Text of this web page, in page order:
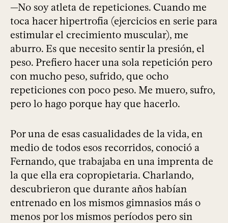
—No soy atleta de repeticiones. Cuando me
toca hacer hipertrofia (ejercicios en serie para
estimular el crecimiento muscular), me
aburro. Es que necesito sentir la presión, el
peso. Prefiero hacer una sola repetición pero
con mucho peso, sufrido, que ocho
repeticiones con poco peso. Me muero, sufro,
pero lo hago porque hay que hacerlo.
Por una de esas casualidades de la vida, en
medio de todos esos recorridos, conoció a
Fernando, que trabajaba en una imprenta de
la que ella era copropietaria. Charlando,
descubrieron que durante años habían
entrenado en los mismos gimnasios más o
menos por los mismos períodos pero sin